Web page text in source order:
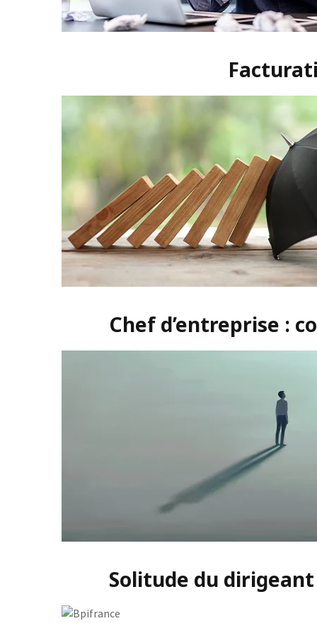
Chef d’entreprise :
Solitude du